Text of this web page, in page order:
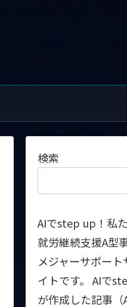
検索
AIでstep up！私
就労継続支援A型
メジャーサポー
イトです。 AIで
が作成した記事